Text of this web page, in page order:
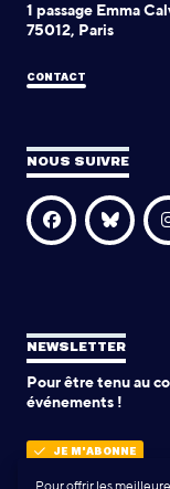
Pour offrir les
1 passage Emma
75012, Paris
CONTACT
NOUS SUIVRE
NEWSLETTER
Pour être tenu au
événements !
JE M'ABONNE